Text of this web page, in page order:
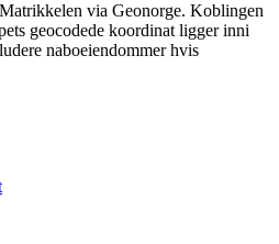
via Geonorge. Koblingen
geocodede koordinat ligger inni
naboeiendommer hvis